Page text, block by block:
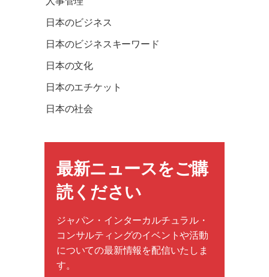
日本のビジネス
日本のビジネスキーワード
日本の文化
日本のエチケット
日本の社会
最新ニュースをご購
読ください
ジャパン・インターカルチュラル・
コンサルティングのイベントや活動
についての最新情報を配信いたしま
す。